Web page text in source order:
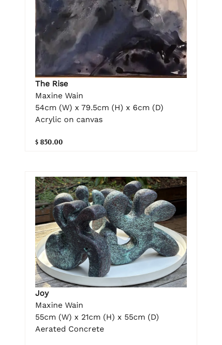
The Rise
Maxine Wain
54cm (W) x 79.5cm (H) x 6cm (D)
Acrylic on canvas
$ 850.00
Joy
Maxine Wain
55cm (W) x 21cm (H) x 55cm (D)
Aerated Concrete